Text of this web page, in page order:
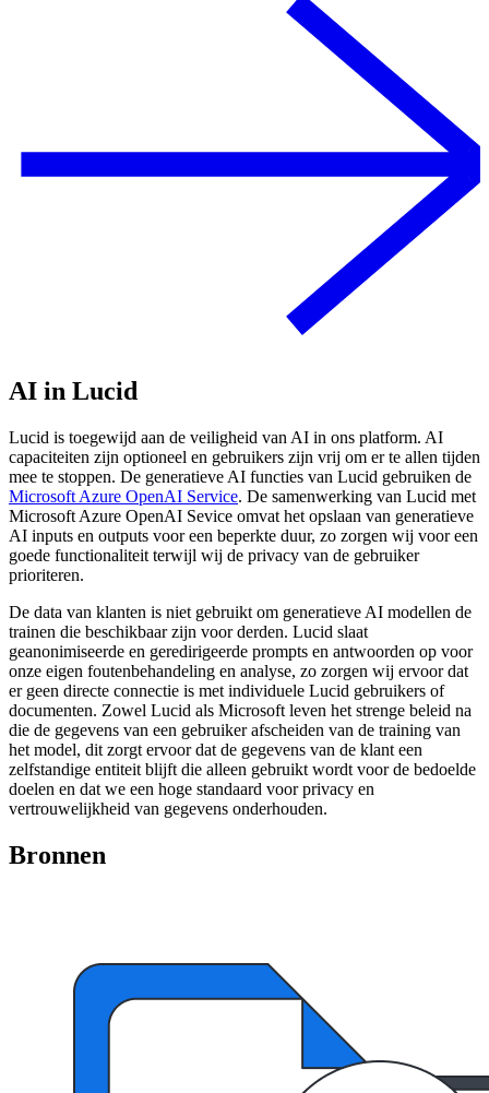
AI in Lucid
Lucid is toegewijd aan de veiligheid van AI in ons platform. AI
capaciteiten zijn optioneel en gebruikers zijn vrij om er te allen tijden
mee te stoppen. De generatieve AI functies van Lucid gebruiken de
Microsoft Azure OpenAI Service. De samenwerking van Lucid met
Microsoft Azure OpenAI Sevice omvat het opslaan van generatieve
AI inputs en outputs voor een beperkte duur, zo zorgen wij voor een
goede functionaliteit terwijl wij de privacy van de gebruiker
prioriteren.
De data van klanten is niet gebruikt om generatieve AI modellen de
trainen die beschikbaar zijn voor derden. Lucid slaat
geanonimiseerde en geredirigeerde prompts en antwoorden op voor
onze eigen foutenbehandeling en analyse, zo zorgen wij ervoor dat
er geen directe connectie is met individuele Lucid gebruikers of
documenten. Zowel Lucid als Microsoft leven het strenge beleid na
die de gegevens van een gebruiker afscheiden van de training van
het model, dit zorgt ervoor dat de gegevens van de klant een
zelfstandige entiteit blijft die alleen gebruikt wordt voor de bedoelde
doelen en dat we een hoge standaard voor privacy en
vertrouwelijkheid van gegevens onderhouden.
Bronnen